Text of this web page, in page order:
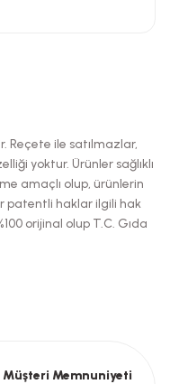
Reçete ile satılmazlar,
yoktur. Ürünler sağlıklı
amaçlı olup, ürünlerin
patentli haklar ilgili hak
orijinal olup T.C. Gıda
Müşteri Memnuniyeti